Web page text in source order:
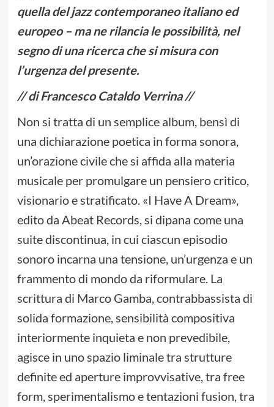
quella del jazz contemporaneo italiano ed
europeo – ma ne rilancia le possibilità, nel
segno di una ricerca che si misura con
l’urgenza del presente.
// di Francesco Cataldo Verrina //
Non si tratta di un semplice album, bensì di
una dichiarazione poetica in forma sonora,
un’orazione civile che si affida alla materia
musicale per promulgare un pensiero critico,
visionario e stratificato. «I Have A Dream»,
edito da Abeat Records, si dipana come una
suite discontinua, in cui ciascun episodio
sonoro incarna una tensione, un’urgenza e un
frammento di mondo da riformulare. La
scrittura di Marco Gamba, contrabbassista di
solida formazione, sensibilità compositiva
interiormente inquieta e non prevedibile,
agisce in uno spazio liminale tra strutture
definite ed aperture improvvisative, tra free
form, sperimentalismo e tentazioni fusion, tra